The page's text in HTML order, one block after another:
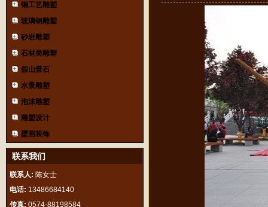
铜工艺雕塑
玻璃钢雕塑
砂岩雕塑
石材类雕塑
假山景石
水景雕塑
泡沫雕塑
雕塑设计
壁画装饰
联系我们
联系人: 陈女士
电话: 13486684140
传真: 0574-88198584